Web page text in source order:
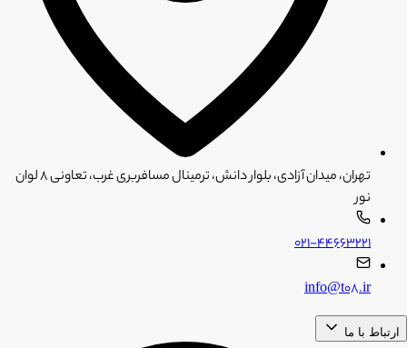
تهران، میدان آزادی، بلوار دانش، ترمینال مسافربری غرب، تعاونی ۸ لوان
نور
۰۲۱-۴۴۶۶۳۲۲۱
info@t08.ir
ارتباط با ما